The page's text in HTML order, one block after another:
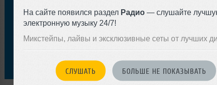
На сайте появился раздел Радио — слушайте
электронную музыку 24/7!
Микстейпы, лайвы и эксклюзивные сеты от лучших
СЛУШАТЬ БОЛЬШЕ НЕ ПОКАЗЫВАТЬ